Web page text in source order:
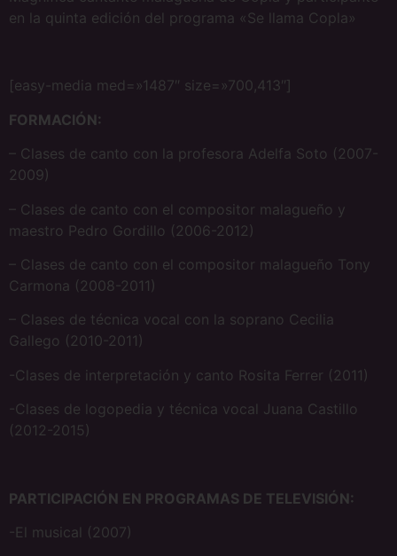
en la quinta edición del programa «Se llama Copla»
[easy-media med=»1487″ size=»700,413″]
FORMACIÓN:
– Clases de canto con la profesora Adelfa Soto (2007-
2009)
– Clases de canto con el compositor malagueño y
maestro Pedro Gordillo (2006-2012)
– Clases de canto con el compositor malagueño Tony
Carmona (2008-2011)
– Clases de técnica vocal con la soprano Cecilia
Gallego (2010-2011)
-Clases de interpretación y canto Rosita Ferrer (2011)
-Clases de logopedia y técnica vocal Juana Castillo
(2012-2015)
PARTICIPACIÓN EN PROGRAMAS DE TELEVISIÓN:
-El musical (2007)